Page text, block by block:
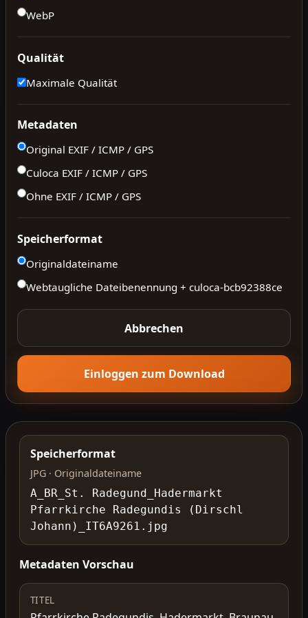
WebP
Qualität
Maximale Qualität
Metadaten
Original EXIF / ICMP / GPS
Culoca EXIF / ICMP / GPS
Ohne EXIF / ICMP / GPS
Speicherformat
Originaldateiname
Webtaugliche Dateibenennung + culoca-bcb92388ce
Abbrechen
Einloggen zum Download
Speicherformat
JPG · Originaldateiname
A_BR_St. Radegund_Hadermarkt
Pfarrkirche Radegundis (Dirschl
Johann)_IT6A9261.jpg
Metadaten Vorschau
TITEL